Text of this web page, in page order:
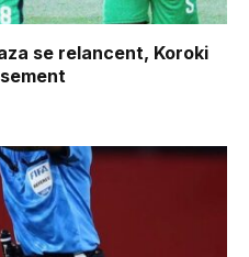
se relancent, Koroki